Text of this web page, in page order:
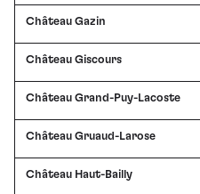
Château Gazin
Château Giscours
Château Grand-Puy-Lacoste
Château Gruaud-Larose
Château Haut-Bailly